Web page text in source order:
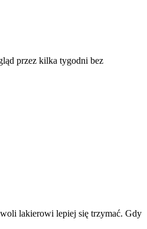
przez kilka tygodni bez
lakierowi lepiej się trzymać. Gdy